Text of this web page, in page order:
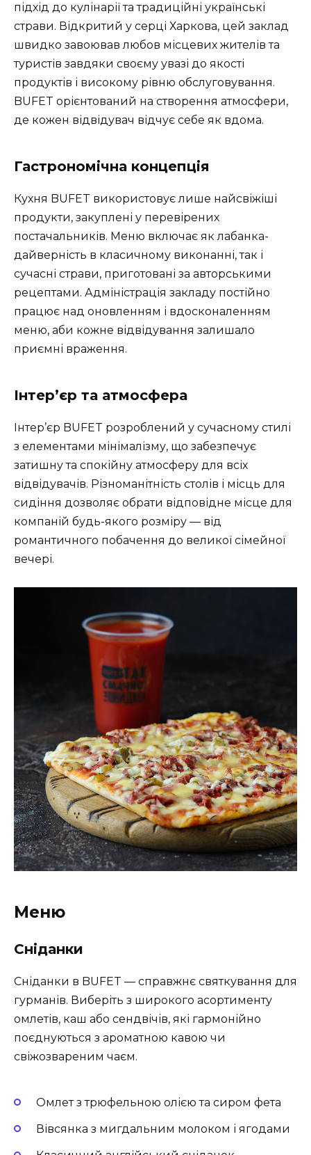
підхід до кулінарії та традиційні українські
страви. Відкритий у серці Харкова, цей заклад
швидко завоював любов місцевих жителів та
туристів завдяки своєму увазі до якості
продуктів і високому рівню обслуговування.
BUFET орієнтований на створення атмосфери,
де кожен відвідувач відчує себе як вдома.
Гастрономічна концепція
Кухня BUFET використовує лише найсвіжіші
продукти, закуплені у перевірених
постачальників. Меню включає як лабанка-
дайверність в класичному виконанні, так і
сучасні страви, приготовані за авторськими
рецептами. Адміністрація закладу постійно
працює над оновленням і вдосконаленням
меню, аби кожне відвідування залишало
приємні враження.
Інтер’єр та атмосфера
Інтер’єр BUFET розроблений у сучасному стилі
з елементами мінімалізму, що забезпечує
затишну та спокійну атмосферу для всіх
відвідувачів. Різноманітність столів і місць для
сидіння дозволяє обрати відповідне місце для
компаній будь-якого розміру — від
романтичного побачення до великої сімейної
вечері.
Меню
Сніданки
Сніданки в BUFET — справжнє святкування для
гурманів. Виберіть з широкого асортименту
омлетів, каш або сендвічів, які гармонійно
поєднуються з ароматною кавою чи
свіжозвареним чаєм.
Омлет з трюфельною олією та сиром фета
Вівсянка з мигдальним молоком і ягодами